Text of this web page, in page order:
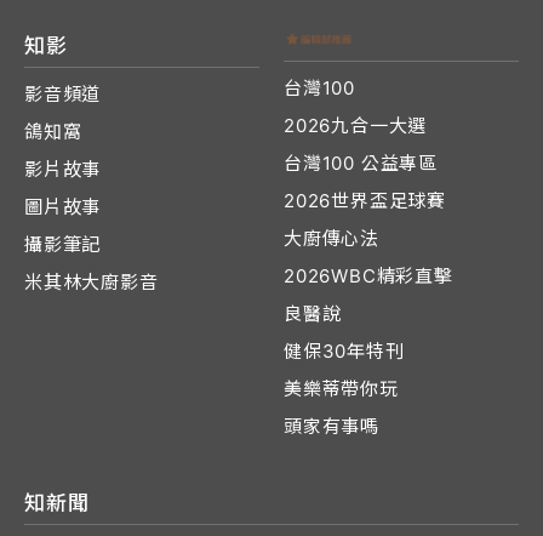
知影
影音頻道
鴿知窩
影片故事
圖片故事
攝影筆記
米其林大廚影音
台灣100
2026九合一大選
台灣100 公益專區
2026世界盃足球賽
大廚傳心法
2026WBC精彩直擊
良醫說
健保30年特刊
美樂蒂帶你玩
頭家有事嗎
知新聞